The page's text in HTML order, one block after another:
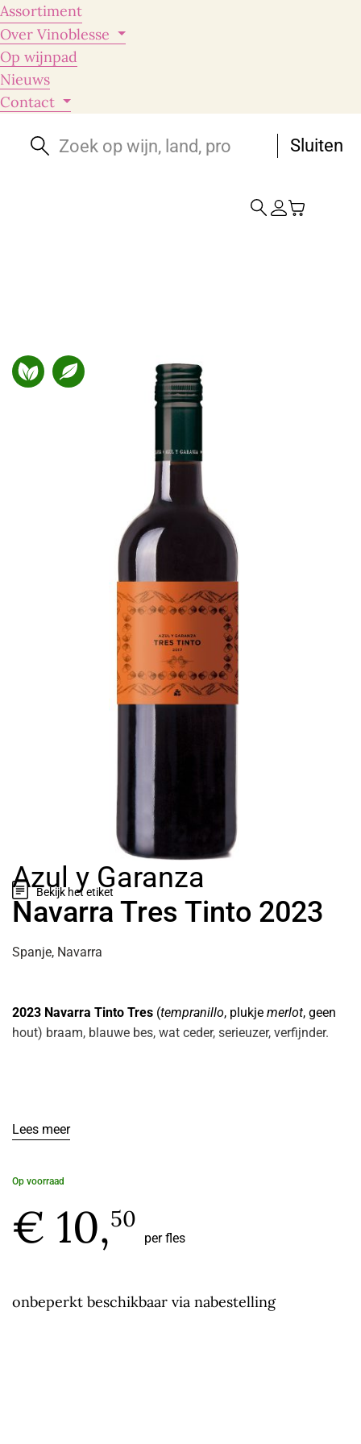
Assortiment
Over Vinoblesse
Op wijnpad
Nieuws
Contact
Sluiten
Bekijk het etiket
Azul y Garanza
Navarra Tres Tinto 2023
Spanje, Navarra
2023 Navarra Tinto Tres (tempranillo, plukje merlot, geen
hout) braam, blauwe bes, wat ceder, serieuzer, verfijnder.
Lees meer
Op voorraad
€ 10,50
per fles
onbeperkt beschikbaar via nabestelling